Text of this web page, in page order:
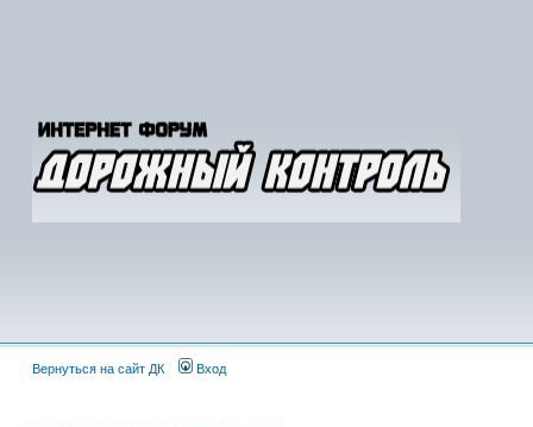
Вернуться на сайт ДК Вход